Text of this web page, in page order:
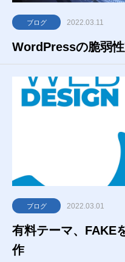
ブログ 2022.03.11
WordPressの脆弱
ブログ 2022.03.01
有料テーマ、FAKE
作